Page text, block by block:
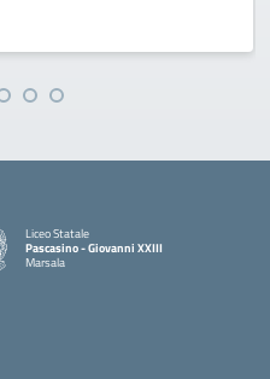
Liceo Statale
Pascasino - Giovanni XXIII
Marsala